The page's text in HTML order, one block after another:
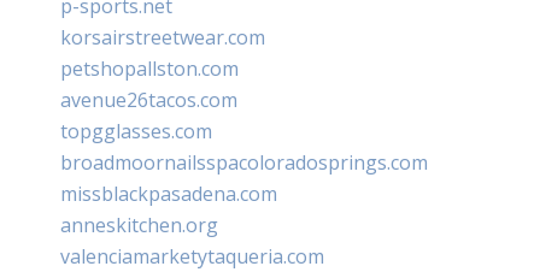
p-sports.net
korsairstreetwear.com
petshopallston.com
avenue26tacos.com
topgglasses.com
broadmoornailsspacoloradosprings.com
missblackpasadena.com
anneskitchen.org
valenciamarketytaqueria.com